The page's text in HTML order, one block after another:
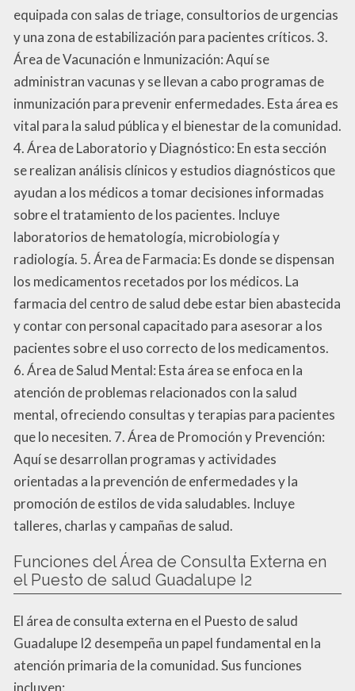
equipada con salas de triage, consultorios de urgencias
y una zona de estabilización para pacientes críticos. 3.
Área de Vacunación e Inmunización: Aquí se
administran vacunas y se llevan a cabo programas de
inmunización para prevenir enfermedades. Esta área es
vital para la salud pública y el bienestar de la comunidad.
4. Área de Laboratorio y Diagnóstico: En esta sección
se realizan análisis clínicos y estudios diagnósticos que
ayudan a los médicos a tomar decisiones informadas
sobre el tratamiento de los pacientes. Incluye
laboratorios de hematología, microbiología y
radiología. 5. Área de Farmacia: Es donde se dispensan
los medicamentos recetados por los médicos. La
farmacia del centro de salud debe estar bien abastecida
y contar con personal capacitado para asesorar a los
pacientes sobre el uso correcto de los medicamentos.
6. Área de Salud Mental: Esta área se enfoca en la
atención de problemas relacionados con la salud
mental, ofreciendo consultas y terapias para pacientes
que lo necesiten. 7. Área de Promoción y Prevención:
Aquí se desarrollan programas y actividades
orientadas a la prevención de enfermedades y la
promoción de estilos de vida saludables. Incluye
talleres, charlas y campañas de salud.
Funciones del Área de Consulta Externa en
el Puesto de salud Guadalupe I2
El área de consulta externa en el Puesto de salud
Guadalupe I2 desempeña un papel fundamental en la
atención primaria de la comunidad. Sus funciones
incluyen: